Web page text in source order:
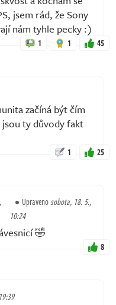
jsem rád, že Sony
nám tyhle pecky :)
1 1 45
začíná být čím
ty důvody fakt
1 25
Upravenosobota, 18. 5.,
10:24
🤣
8